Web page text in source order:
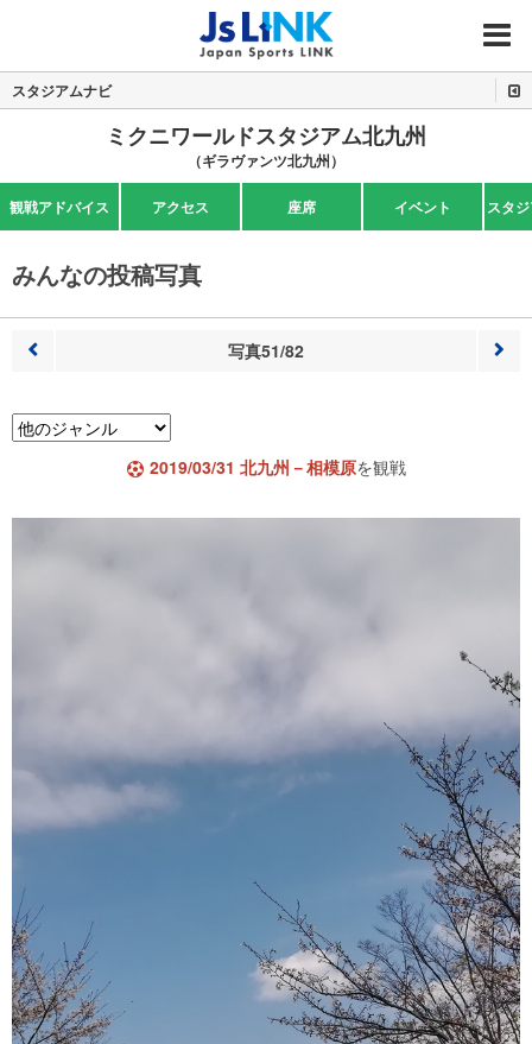
MENU
スタジアムナビ
ミクニワールドスタジアム北九州
（ギラヴァンツ北九州）
観戦アドバイス アクセス 座席 イベント スタ
みんなの投稿写真
写真51/82
2019/03/31 北九州－相模原を観戦